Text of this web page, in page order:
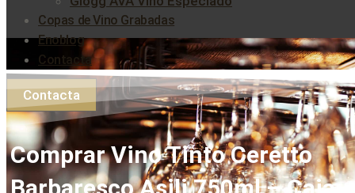
Copas de Vino Grabadas
Enoblog
Contacta
Contacta
Comprar Vino Tinto Ceretto